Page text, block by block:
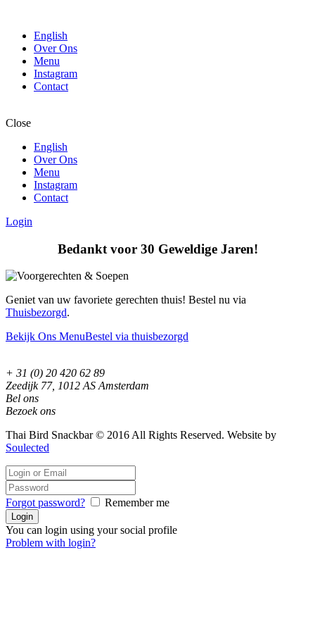
English
Over Ons
Menu
Instagram
Contact
Close
English
Over Ons
Menu
Instagram
Contact
Login
Bedankt voor 30 Geweldige Jaren!
Geniet van uw favoriete gerechten thuis! Bestel nu via
Thuisbezorgd.
Bekijk Ons MenuBestel via thuisbezorgd
+ 31 (0) 20 420 62 89
Zeedijk 77, 1012 AS Amsterdam
Bel ons
Bezoek ons
Thai Bird Snackbar © 2016 All Rights Reserved. Website by
Soulected
Forgot password? Remember me
You can login using your social profile
Problem with login?